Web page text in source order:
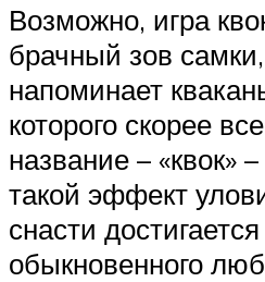
Возможно, игра
брачный зов
напоминает
которого скорее
название – «квок»
такой эффект
снасти
обыкновенного